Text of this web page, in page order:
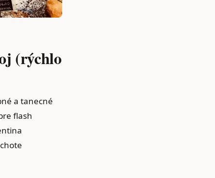
(rýchlo
a tanecné
flash